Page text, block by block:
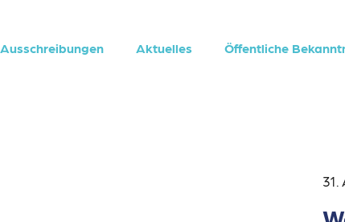
Ausschreibungen Aktuelles Öffentliche
31.